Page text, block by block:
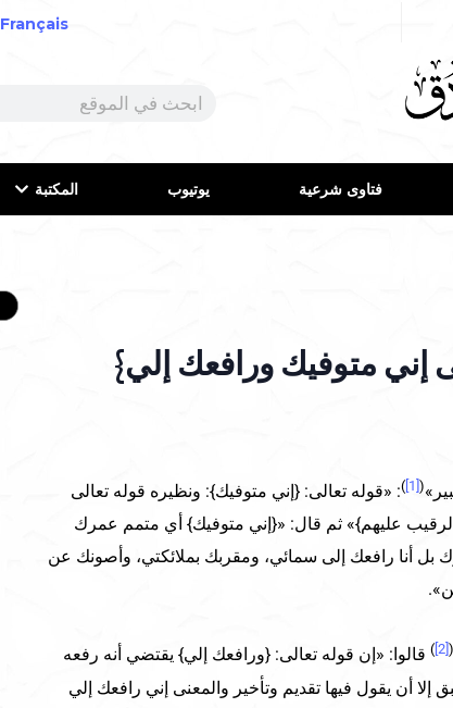
Français
فتاوى شرعية يوتيوب المكتبة
إني متوفيك ورافعك إلي}
(
[1]
): «قوله تعالى: {إني متوفيك}: ونظيره قوله تعالى
عليهم}» ثم قال: «{إني متوفيك} أي متمم عمرك
بل أنا رافعك إلى سمائي، ومقربك بملائكتي، وأصونك عن
(
[2]
)قالوا: «إن قوله تعالى: {ورافعك إلي} يقتضي أنه رفعه
إلا أن يقول فيها تقديم وتأخير والمعنى إني رافعك إلي